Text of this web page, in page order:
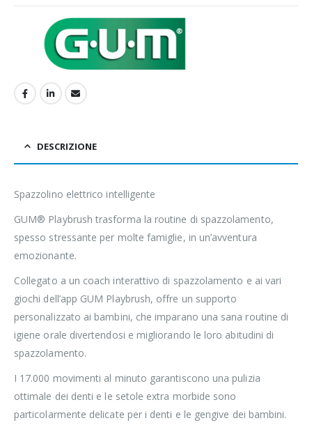
DESCRIZIONE
Spazzolino elettrico intelligente
GUM® Playbrush trasforma la routine di spazzolamento,
spesso stressante per molte famiglie, in un’avventura
emozionante.
Collegato a un coach interattivo di spazzolamento e ai vari
giochi dell’app GUM Playbrush, offre un supporto
personalizzato ai bambini, che imparano una sana routine di
igiene orale divertendosi e migliorando le loro abitudini di
spazzolamento.
I 17.000 movimenti al minuto garantiscono una pulizia
ottimale dei denti e le setole extra morbide sono
particolarmente delicate per i denti e le gengive dei bambini.